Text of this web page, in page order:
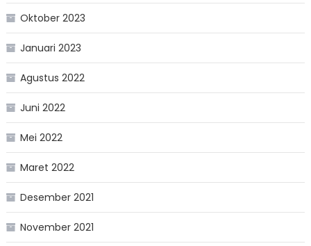
Oktober 2023
Januari 2023
Agustus 2022
Juni 2022
Mei 2022
Maret 2022
Desember 2021
November 2021